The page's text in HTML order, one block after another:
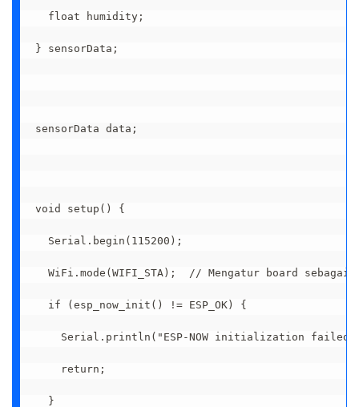
float humidity;
} sensorData;
sensorData data;
void setup() {
Serial.begin(115200);
WiFi.mode(WIFI_STA);  // Mengatur board sebagai
if (esp_now_init() != ESP_OK) {
Serial.println("ESP-NOW initialization
return;
}